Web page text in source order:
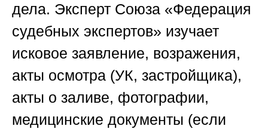
дела. Эксперт Союза «Федерация
судебных экспертов» изучает
исковое заявление, возражения,
акты осмотра (УК, застройщика),
акты о заливе, фотографии,
медицинские документы (если